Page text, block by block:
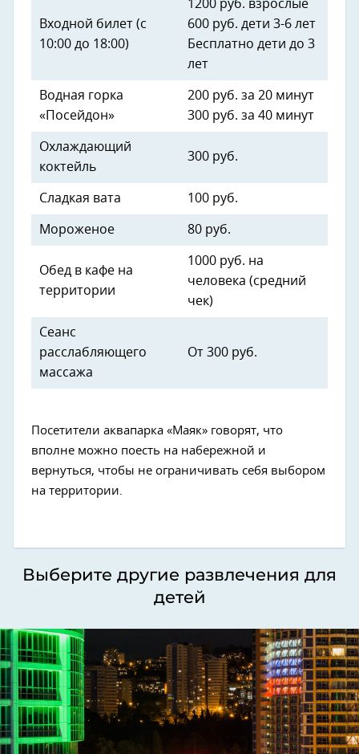
Входной билет (с
10:00 до 18:00)
1200 руб. взрослые
600 руб. дети 3-6 лет
Бесплатно дети до 3
лет
Водная горка
«Посейдон»
200 руб. за 20 минут
300 руб. за 40 минут
Охлаждающий
коктейль
300 руб.
Сладкая вата 100 руб.
Мороженое 80 руб.
Обед в кафе на
территории
1000 руб. на
человека (средний
чек)
Сеанс
расслабляющего
массажа
От 300 руб.
Посетители аквапарка «Маяк» говорят, что
вполне можно поесть на набережной и
вернуться, чтобы не ограничивать себя выбором
на территории.
Выберите другие развлечения для
детей